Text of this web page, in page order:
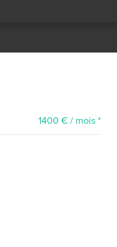
1400 € / mois *